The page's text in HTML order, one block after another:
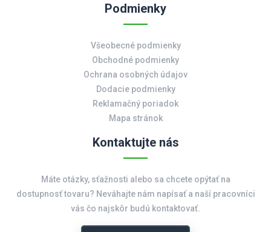
Podmienky
Všeobecné podmienky
Obchodné podmienky
Ochrana osobných údajov
Dodacie podmienky
Reklamačný poriadok
Mapa stránok
Kontaktujte nás
Máte otázky, sťažnosti alebo sa chcete opýtať na
dostupnosť tovaru? Neváhajte nám napísať a naší pracovníci
vás čo najskôr budú kontaktovať.